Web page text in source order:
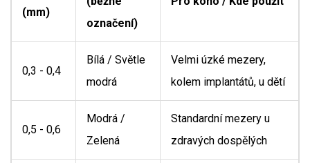
(mm)
označení)
0,3 - 0,4
Bílá / Světle
modrá
Velmi úzké mezery,
kolem implantátů, u dětí
0,5 - 0,6
Modrá /
Zelená
Standardní mezery u
zdravých dospělých